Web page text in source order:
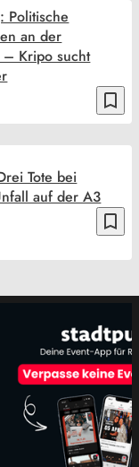
bookmark_border
Politische
an der
– Kripo sucht
bookmark_border
Tote bei
auf der A3